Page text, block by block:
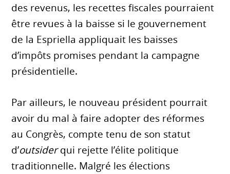
des revenus, les recettes fiscales pourraient
être revues à la baisse si le gouvernement
de la Espriella appliquait les baisses
d’impôts promises pendant la campagne
présidentielle.
Par ailleurs, le nouveau président pourrait
avoir du mal à faire adopter des réformes
au Congrès, compte tenu de son statut
d’outsiderqui rejette l’élite politique
traditionnelle. Malgré les élections